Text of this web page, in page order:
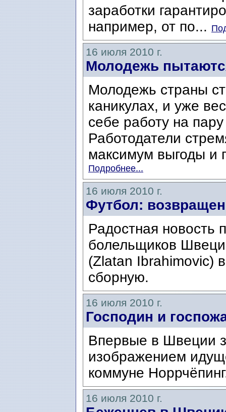
заработки
например, от по...
16 июля 2010 г.
Молодежь
Молодежь страны
каникулах, и уже
себе работу на
Работодатели
максимум выгоды и
Подробнее...
16 июля 2010 г.
Футбол:
Радостная новость
болельщиков
(Zlatan Ibrahimovic)
сборную.
16 июля 2010 г.
Господин и
Впервые в Швеции
изображением
коммуне
16 июля 2010 г.